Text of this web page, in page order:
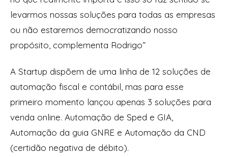
levarmos nossas soluções para todas as empresas
ou não estaremos democratizando nosso
propósito, complementa Rodrigo”
A Startup dispõem de uma linha de 12 soluções de
automação fiscal e contábil, mas para esse
primeiro momento lançou apenas 3 soluções para
venda online. Automação de Sped e GIA,
Automação da guia GNRE e Automação da CND
(certidão negativa de débito).